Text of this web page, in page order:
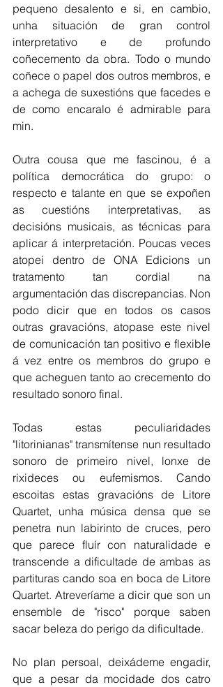
pequeno desalento e si, en cambio,
unha situación de gran control
interpretativo e de profundo
coñecemento da obra. Todo o mundo
coñece o papel dos outros membros, e
a achega de suxestións que facedes e
de como encaralo é admirable para
min.
Outra cousa que me fascinou, é a
política democrática do grupo: o
respecto e talante en que se expoñen
as cuestións interpretativas, as
decisións musicais, as técnicas para
aplicar á interpretación. Poucas veces
atopei dentro de ONA Edicions un
tratamento tan cordial na
argumentación das discrepancias. Non
podo dicir que en todos os casos
outras gravacións, atopase este nivel
de comunicación tan positivo e flexible
á vez entre os membros do grupo e
que acheguen tanto ao crecemento do
resultado sonoro final.
Todas estas peculiaridades
"litorinianas" transmítense nun resultado
sonoro de primeiro nivel, lonxe de
rixideces ou eufemismos. Cando
escoitas estas gravacións de Litore
Quartet, unha música densa que se
penetra nun labirinto de cruces, pero
que parece fluír con naturalidade e
transcende a dificultade de ambas as
partituras cando soa en boca de Litore
Quartet. Atreveríame a dicir que son un
ensemble de "risco" porque saben
sacar beleza do perigo da dificultade.
No plan persoal, deixádeme engadir,
que a pesar da mocidade dos catro